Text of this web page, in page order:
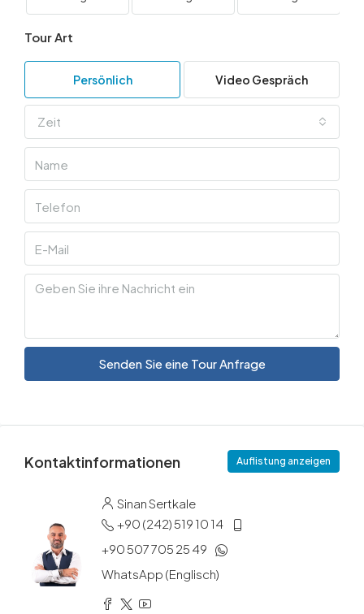
Tour Art
Persönlich Video Gespräch
Zeit
Senden Sie eine Tour Anfrage
Kontaktinformationen Auflistung anzeigen
Sinan Sertkale
+90 (242) 519 10 14
+90 507 705 25 49
WhatsApp (Englisch)